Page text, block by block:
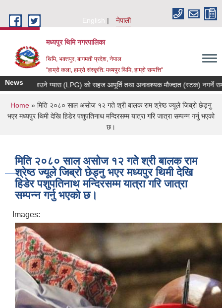
English
नेपाली
मध्यपुर थिमि नगरपालिका
थिमि, भक्तपुर, बागमती प्रदेश, नेपाल
"हाम्रो कला, हाम्रो संस्कृति: मध्यपुर थिमि, हाम्रो सम्पत्ति"
News
(LPG) को सहज आपूर्ति तथा अनावश्यक मौज्दात (स्टक) नगर्ने सम्बन्धी अत्यन्त जरुरी
You are here
Home » मिति २०८० साल असोज १२ गते श्री बालक राम श्रेष्ठ ज्यूले जिब्रो छेड्नु
भएर मध्यपुर थिमी देखि हिडेर पशुपतिनाथ मन्दिरसम्म यात्रा गरि जात्रा सम्पन्न गर्नु भएको
छ।
मिति २०८० साल असोज १२ गते श्री बालक राम
श्रेष्ठ ज्यूले जिब्रो छेड्नु भएर मध्यपुर थिमी देखि
हिडेर पशुपतिनाथ मन्दिरसम्म यात्रा गरि जात्रा
सम्पन्न गर्नु भएको छ।
Images: